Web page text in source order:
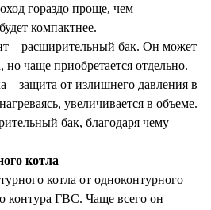
гораздо проще, чем
компактнее.
– расширительный бак. Он может
но чаще приобретается отдельно.
– защита от излишнего давления в
увеличивается в объеме.
бак, благодаря чему
котла
котла от одноконтурного –
контура ГВС. Чаще всего он